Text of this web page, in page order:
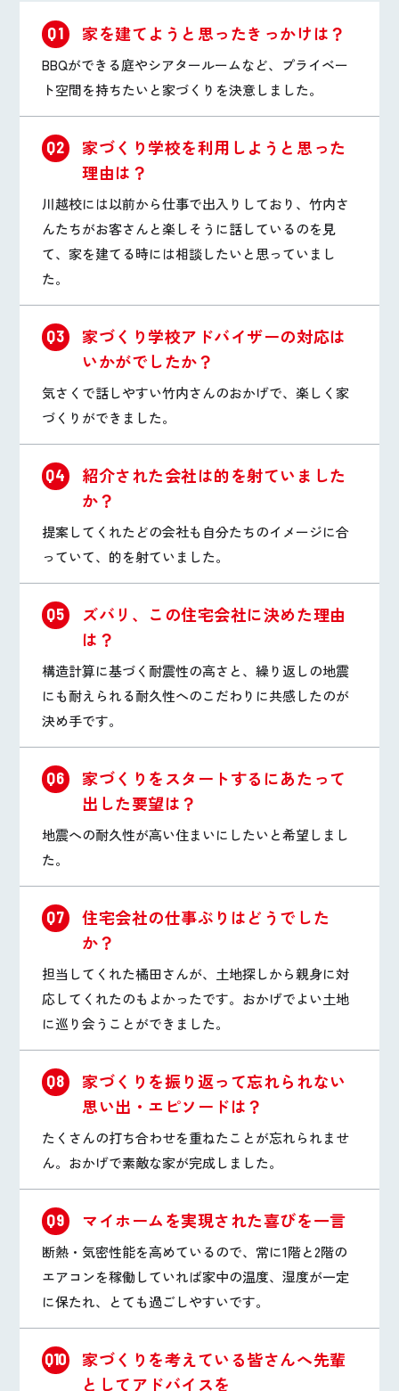
Q1 家を建てようと思ったきっかけは？
BBQができる庭やシアタールームなど、プライベー
ト空間を持ちたいと家づくりを決意しました。
Q2
家づくり学校を利用しようと思った
理由は？
川越校には以前から仕事で出入りしており、竹内さ
んたちがお客さんと楽しそうに話しているのを見
て、家を建てる時には相談したいと思っていまし
た。
Q3
家づくり学校アドバイザーの対応は
いかがでしたか？
気さくで話しやすい竹内さんのおかげで、楽しく家
づくりができました。
Q4
紹介された会社は的を射ていました
か？
提案してくれたどの会社も自分たちのイメージに合
っていて、的を射ていました。
Q5
ズバリ、この住宅会社に決めた理由
は？
構造計算に基づく耐震性の高さと、繰り返しの地震
にも耐えられる耐久性へのこだわりに共感したのが
決め手です。
Q6
家づくりをスタートするにあたって
出した要望は？
地震への耐久性が高い住まいにしたいと希望しまし
た。
Q7
住宅会社の仕事ぶりはどうでした
か？
担当してくれた橘田さんが、土地探しから親身に対
応してくれたのもよかったです。おかげでよい土地
に巡り会うことができました。
Q8
家づくりを振り返って忘れられない
思い出・エピソードは？
たくさんの打ち合わせを重ねたことが忘れられませ
ん。おかげで素敵な家が完成しました。
Q9 マイホームを実現された喜びを一言
断熱・気密性能を高めているので、常に1階と2階の
エアコンを稼働していれば家中の温度、湿度が一定
に保たれ、とても過ごしやすいです。
Q10
家づくりを考えている皆さんへ先輩
としてアドバイスを